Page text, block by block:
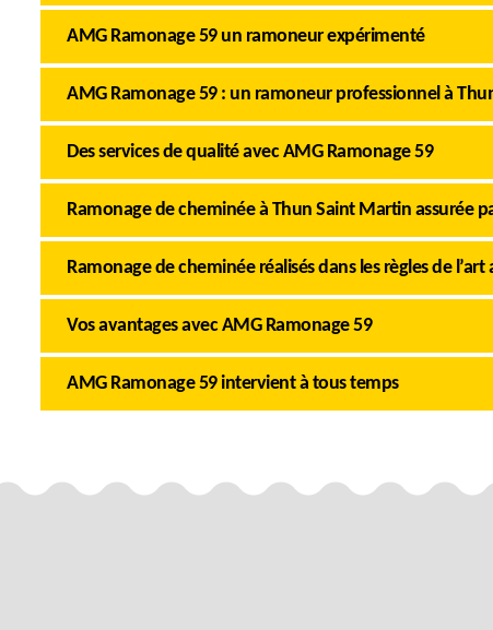
AMG Ramonage 59 un ramoneur expérimenté
AMG Ramonage 59 : un ramoneur professionnel à
Des services de qualité avec AMG Ramonage 59
Ramonage de cheminée à Thun Saint Martin assurée
Ramonage de cheminée réalisés dans les règles de l’art
Vos avantages avec AMG Ramonage 59
AMG Ramonage 59 intervient à tous temps